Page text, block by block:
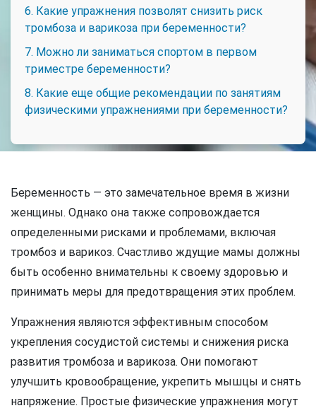
6. Какие упражнения позволят снизить риск
тромбоза и варикоза при беременности?
7. Можно ли заниматься спортом в первом
триместре беременности?
8. Какие еще общие рекомендации по занятиям
физическими упражнениями при беременности?
Беременность — это замечательное время в жизни
женщины. Однако она также сопровождается
определенными рисками и проблемами, включая
тромбоз и варикоз. Счастливо ждущие мамы должны
быть особенно внимательны к своему здоровью и
принимать меры для предотвращения этих проблем.
Упражнения являются эффективным способом
укрепления сосудистой системы и снижения риска
развития тромбоза и варикоза. Они помогают
улучшить кровообращение, укрепить мышцы и снять
напряжение. Простые физические упражнения могут